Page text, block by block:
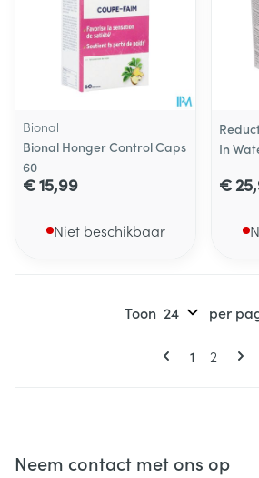
Bional
Bional Honger Control Caps
60
€ 15,99
Niet beschikbaar
In
€
Pagina's
U lees
1 Pagina
2
Toon per
Neem contact met ons op